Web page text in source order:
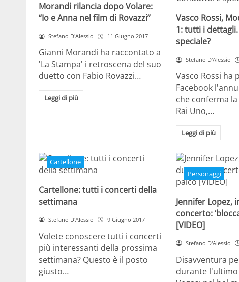
Morandi rilancia dopo Volare:
“Io e Anna nel film di Rovazzi”
Stefano D'Alessio 11 Giugno 2017
Gianni Morandi ha raccontato a
'La Stampa' i retroscena del suo
duetto con Fabio Rovazzi…
Leggi di più
Vasco Rossi,
1: tutti i
speciale?
Stefano D'Alessio
Vasco Rossi ha
Facebook
che conferma
Rai Uno,…
Leggi di più
Cartellone
Cartellone: tutti i concerti della
settimana
Stefano D'Alessio 9 Giugno 2017
Volete conoscere tutti i concerti
più interessanti della prossima
settimana? Questo è il posto
giusto…
Personaggi
Jennifer Lopez,
concerto:
[VIDEO]
Stefano D'Alessio
Disavventura
durante l'ultimo